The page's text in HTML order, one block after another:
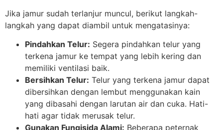
Jika jamur sudah terlanjur muncul, berikut langkah-
langkah yang dapat diambil untuk mengatasinya:
Pindahkan Telur: Segera pindahkan telur yang
terkena jamur ke tempat yang lebih kering dan
memiliki ventilasi baik.
Bersihkan Telur: Telur yang terkena jamur dapat
dibersihkan dengan lembut menggunakan kain
yang dibasahi dengan larutan air dan cuka. Hati-
hati agar tidak merusak telur.
Gunakan Fungisida Alami: Beberapa peternak